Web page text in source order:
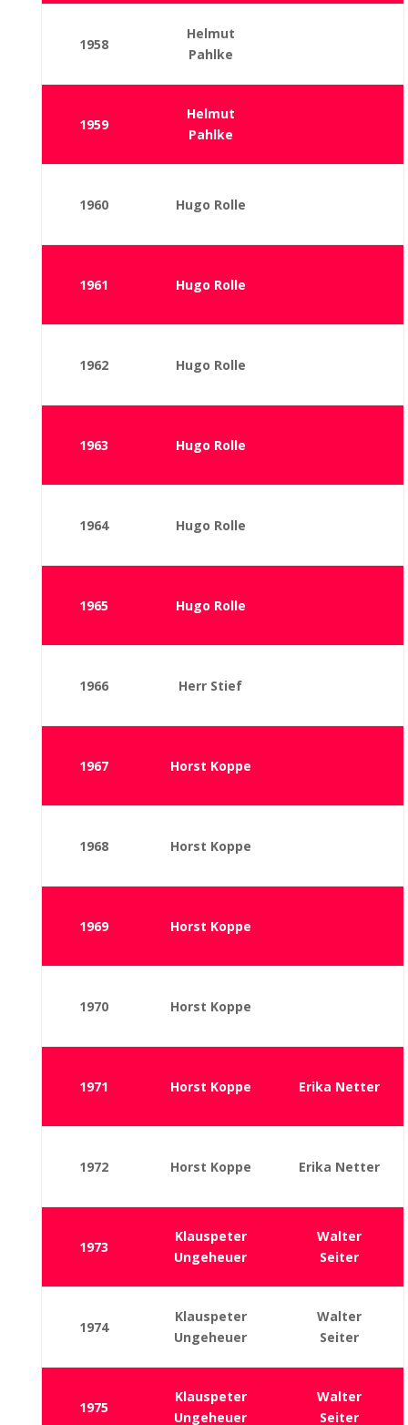
1958
Helmut
Pahlke
1959
Helmut
Pahlke
1960 Hugo Rolle
1961 Hugo Rolle
1962 Hugo Rolle
1963 Hugo Rolle
1964 Hugo Rolle
1965 Hugo Rolle
1966 Herr Stief
1967 Horst Koppe
1968 Horst Koppe
1969 Horst Koppe
1970 Horst Koppe
1971 Horst Koppe Erika Netter
1972 Horst Koppe Erika Netter
1973
Klauspeter
Ungeheuer
Walter
Seiter
1974
Klauspeter
Ungeheuer
Walter
Seiter
1975
Klauspeter
Ungeheuer
Walter
Seiter